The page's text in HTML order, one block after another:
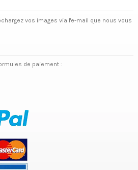
vos images via l'e-mail que nous vous
de paiement :